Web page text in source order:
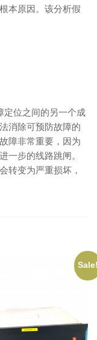
本原因。该分析假
定位之间的另一个成
消除可预防故障的
障非常重要，因为
一步的线路跳闸。
转变为严重损坏，